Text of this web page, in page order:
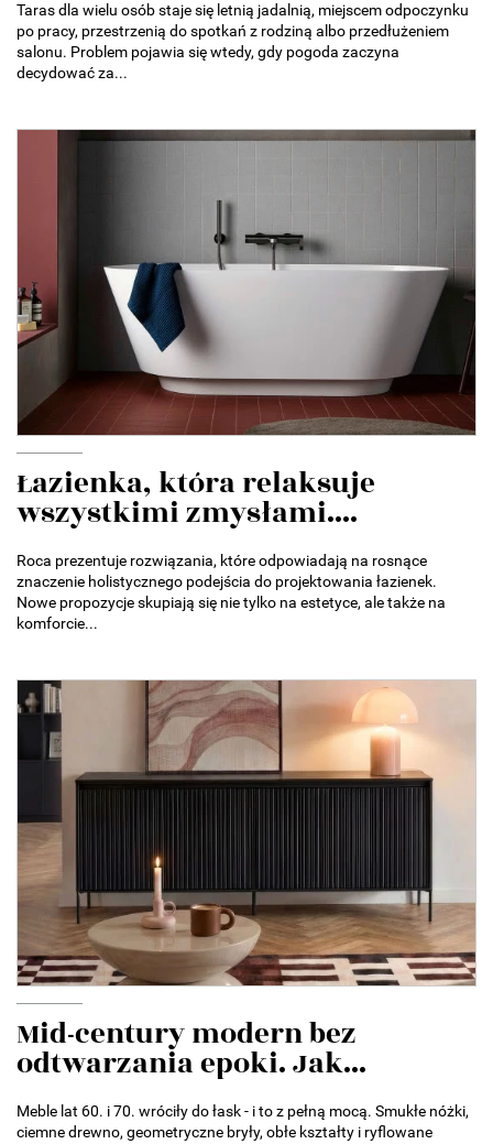
Taras dla wielu osób staje się letnią jadalnią, miejscem odpoczynku
po pracy, przestrzenią do spotkań z rodziną albo przedłużeniem
salonu. Problem pojawia się wtedy, gdy pogoda zaczyna
decydować za...
Łazienka, która relaksuje
wszystkimi zmysłami....
Roca prezentuje rozwiązania, które odpowiadają na rosnące
znaczenie holistycznego podejścia do projektowania łazienek.
Nowe propozycje skupiają się nie tylko na estetyce, ale także na
komforcie...
Mid-century modern bez
odtwarzania epoki. Jak...
Meble lat 60. i 70. wróciły do łask - i to z pełną mocą. Smukłe nóżki,
ciemne drewno, geometryczne bryły, obłe kształty i ryflowane